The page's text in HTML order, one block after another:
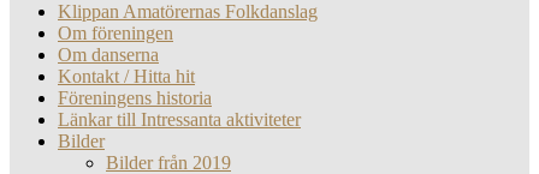
Klippan Amatörernas Folkdanslag
Om föreningen
Om danserna
Kontakt / Hitta hit
Föreningens historia
Länkar till Intressanta aktiviteter
Bilder
Bilder från 2019